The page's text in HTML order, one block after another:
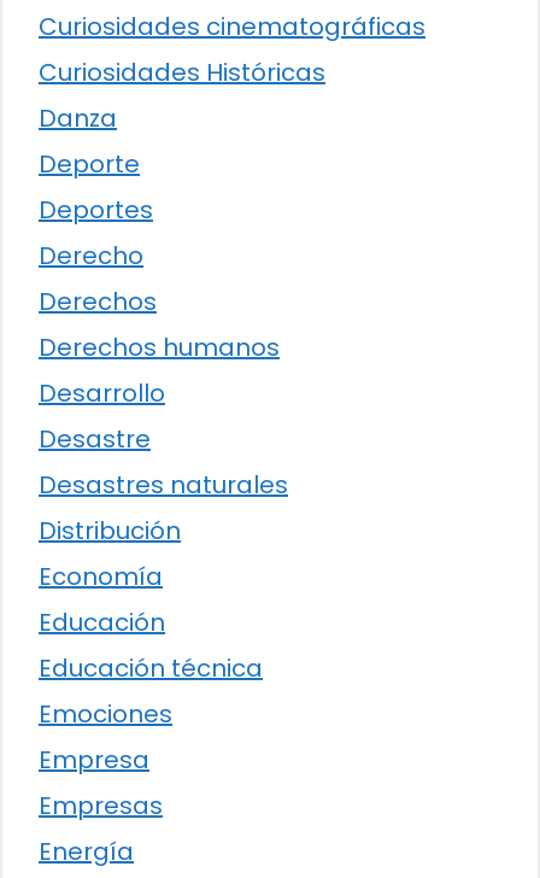
Curiosidades cinematográficas
Curiosidades Históricas
Danza
Deporte
Deportes
Derecho
Derechos
Derechos humanos
Desarrollo
Desastre
Desastres naturales
Distribución
Economía
Educación
Educación técnica
Emociones
Empresa
Empresas
Energía